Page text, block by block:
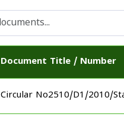
Document Title / Number
Circular No2510/D1/2010/